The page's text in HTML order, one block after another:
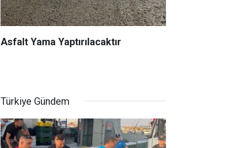
Asfalt Yama Yaptırılacaktır
Türkiye Gündem